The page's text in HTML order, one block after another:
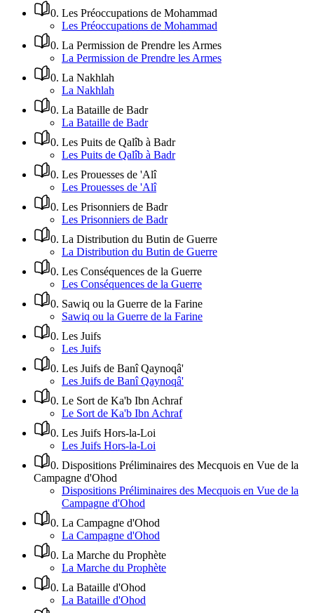
0. Les Préoccupations de Mohammad
Les Préoccupations de Mohammad
0. La Permission de Prendre les Armes
La Permission de Prendre les Armes
0. La Nakhlah
La Nakhlah
0. La Bataille de Badr
La Bataille de Badr
0. Les Puits de Qalîb à Badr
Les Puits de Qalîb à Badr
0. Les Prouesses de 'Alî
Les Prouesses de 'Alî
0. Les Prisonniers de Badr
Les Prisonniers de Badr
0. La Distribution du Butin de Guerre
La Distribution du Butin de Guerre
0. Les Conséquences de la Guerre
Les Conséquences de la Guerre
0. Sawiq ou la Guerre de la Farine
Sawiq ou la Guerre de la Farine
0. Les Juifs
Les Juifs
0. Les Juifs de Banî Qaynoqâ'
Les Juifs de Banî Qaynoqâ'
0. Le Sort de Ka'b Ibn Achraf
Le Sort de Ka'b Ibn Achraf
0. Les Juifs Hors-la-Loi
Les Juifs Hors-la-Loi
0. Dispositions Préliminaires des Mecquois en Vue de la
Campagne d'Ohod
Dispositions Préliminaires des Mecquois en Vue de la
Campagne d'Ohod
0. La Campagne d'Ohod
La Campagne d'Ohod
0. La Marche du Prophète
La Marche du Prophète
0. La Bataille d'Ohod
La Bataille d'Ohod